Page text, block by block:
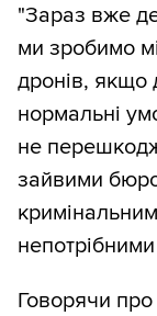
"Зараз вже
ми зробимо
дронів, якщо
нормальні
не
зайвими
Говорячи